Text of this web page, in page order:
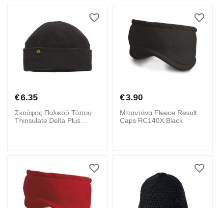
€6.35
Σκούφος Πολικού Τύπου
Thinsulate Delta Plus
€3.90
Μπαντάνα Fleece Result
Caps RC140X Black